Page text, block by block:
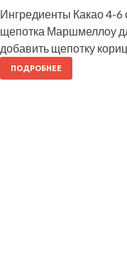
Ингредиенты Какао 4-6
щепотка Маршмеллоу
добавить щепотку
ПОДРОБНЕЕ